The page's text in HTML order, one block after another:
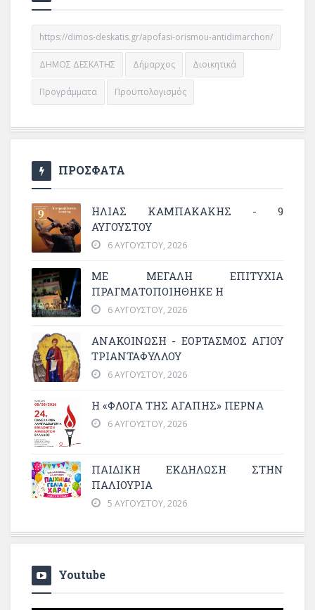
https://dimos-deskatis.gr/apofasi-orismou-antidimarchon/
ΔΗΜΟΣ ΔΕΣΚΑΤΗΣ Δήμαρχος Διοικητικά
Προγράμματα Προϋπολογισμός
ΠΡΟΣΦΑΤΑ
ΗΛΙΑΣ ΚΑΜΠΑΚΑΚΗΣ - 9
ΑΥΓΟΥΣΤΟΥ
6 ΑΥΓΟΎΣΤΟΥ, 2026
ΜΕ ΜΕΓΆΛΗ ΕΠΙΤΥΧΊΑ
ΠΡΑΓΜΑΤΟΠΟΙΉΘΗΚΕ Η
6 ΑΥΓΟΎΣΤΟΥ, 2026
ΑΝΑΚΟΙΝΩΣΗ - ΕΟΡΤΑΣΜΟΣ ΑΓΙΟΥ
ΤΡΙΑΝΤΑΦΥΛΛΟΥ
6 ΑΥΓΟΎΣΤΟΥ, 2026
Η «ΦΛΌΓΑ ΤΗΣ ΑΓΆΠΗΣ» ΠΕΡΝΆ
6 ΑΥΓΟΎΣΤΟΥ, 2026
ΠΑΙΔΙΚΗ ΕΚΔΗΛΩΣΗ ΣΤΗΝ
ΠΑΛΙΟΥΡΙΑ
5 ΑΥΓΟΎΣΤΟΥ, 2026
Youtube